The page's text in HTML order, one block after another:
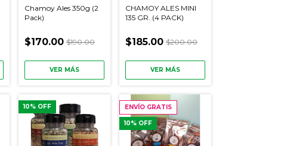
Chamoy Ales 350g (2
Pack)
$170.00 $190.00
VER MÁS
CHAMOY ALES MINI
135 GR. (4 PACK)
$185.00 $200.00
VER MÁS
10% OFF ENVÍO GRATIS
10% OFF